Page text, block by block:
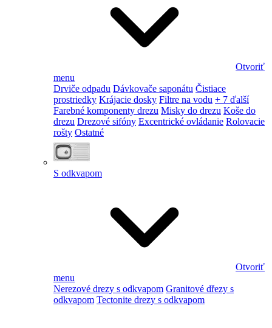
Otvoriť
menu
Drviče odpadu Dávkovače saponátu Čistiace
prostriedky Krájacie dosky Filtre na vodu + 7 ďalší
Farebné komponenty drezu Misky do drezu Koše do
drezu Drezové sifóny Excentrické ovládanie Rolovacie
rošty Ostatné
S odkvapom
Otvoriť
menu
Nerezové drezy s odkvapom Granitové dřezy s
odkvapom Tectonite drezy s odkvapom